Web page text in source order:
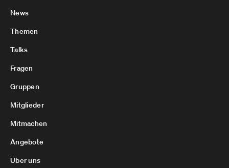
News
Themen
Talks
Fragen
Gruppen
Mitglieder
Mitmachen
Angebote
Über uns